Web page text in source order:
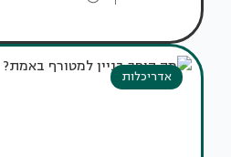
אדריכלות